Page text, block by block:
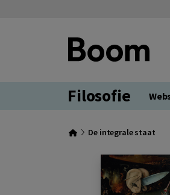
Filosofie
De integrale staat